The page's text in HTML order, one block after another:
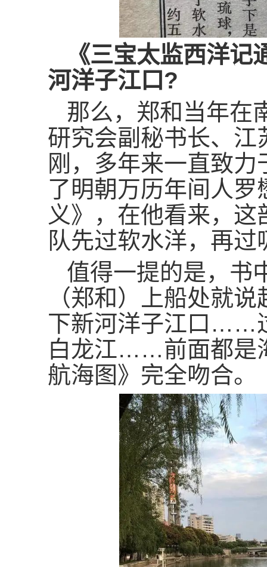
《三宝太监西洋
河洋子江口 ?
那么，郑和当年在
研究会副秘书长、
刚，多年来一直致
了明朝万历年间人
义》，在他看来，这
队先过软水洋，再过
值得一提的是，书
（郑和）上船处就
下新河洋子江口
白龙江……前面都是
航海图》完全吻合。